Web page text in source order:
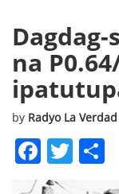
na
by Radyo La Verdad